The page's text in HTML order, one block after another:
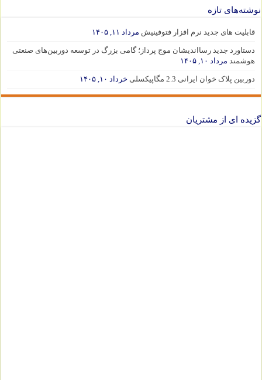
نوشته‌های تازه
قابلیت های جدید نرم افزار فتوفینیش مرداد ۱۱, ۱۴۰۵
دستاورد جدید رسااندیشان موج پرداز؛ گامی بزرگ در توسعه دوربین‌های صنعتی
هوشمند مرداد ۱۰, ۱۴۰۵
دوربین پلاک خوان ایرانی 2.3 مگاپیکسلی خرداد ۱۰, ۱۴۰۵
گزیده ای از مشتریان